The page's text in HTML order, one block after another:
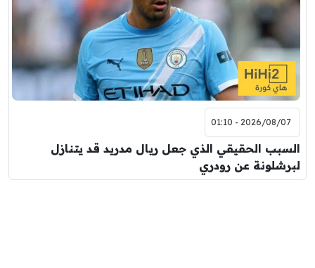
2026/08/07 - 01:10
السبب الحقيقي الذي جعل ريال مدريد قد يتنازل
لبرشلونة عن رودري